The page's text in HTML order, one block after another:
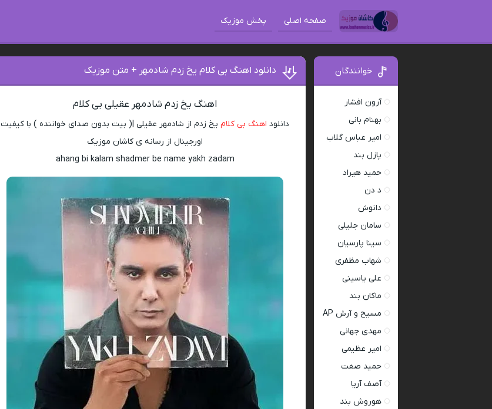
صفحه اصلی پخش موزیک
دانلود اهنگ بی کلام یخ زدم شادمهر + متن موزیک
اهنگ یخ زدم شادمهر عقیلی بی کلام
دانلود اهنگ بی کلامیخ زدم از شادمهر عقیلی |( بیت بدون صدای خواننده ) با کیفیت
اورجینال از رسانه ی کاشان موزیک
ahang bi kalam shadmer be name yakh zadam
خوانندگان
آرون افشار
بهنام بانی
امیر عباس گلاب
پازل بند
حمید هیراد
د دن
دانوش
سامان جلیلی
سینا پارسیان
شهاب مظفری
علی یاسینی
ماکان بند
مسیح و آرش AP
مهدی جهانی
امیر عظیمی
حمید صفت
آصف آریا
هوروش بند